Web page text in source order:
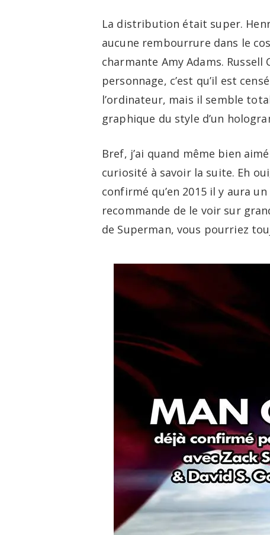
La distribution était super.
aucune rembourrure dans le
charmante Amy Adams.
personnage, c’est qu’il est
l’ordinateur, mais il semble
graphique du style d’un
Bref, j’ai quand même bien
curiosité à savoir la suite. Eh
confirmé qu’en 2015 il y aura
recommande de le voir sur
de Superman, vous pourriez